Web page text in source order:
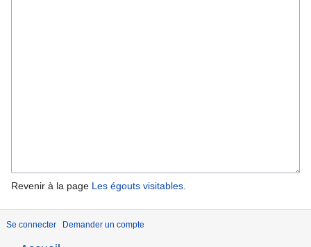
Revenir à la page Les égouts visitables
Se connecter Demander un compte